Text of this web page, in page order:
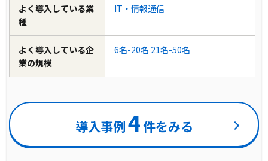
よく導入している業
種
IT・情報通信
よく導入している企
業の規模
6名-20名 21名-50名
導入事例4件をみる